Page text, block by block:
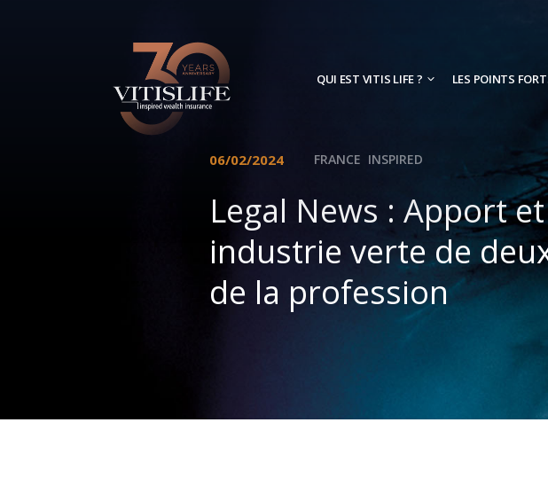
QUI EST VITIS LIFE ? LES POINTS
06/02/2024 FRANCE INSPIRED
Legal News : Apport
industrie verte de
de la profession